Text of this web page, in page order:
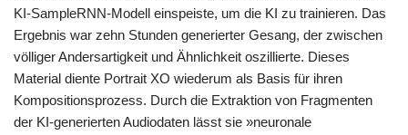
KI-SampleRNN-Modell einspeiste, um die KI zu trainieren. Das
Ergebnis war zehn Stunden generierter Gesang, der zwischen
völliger Andersartigkeit und Ähnlichkeit oszillierte. Dieses
Material diente Portrait XO wiederum als Basis für ihren
Kompositionsprozess. Durch die Extraktion von Fragmenten
der KI-generierten Audiodaten lässt sie »neuronale